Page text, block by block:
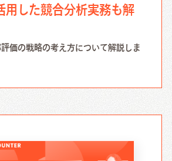
した競合分析実務も解
価の戦略の考え方について解説しま